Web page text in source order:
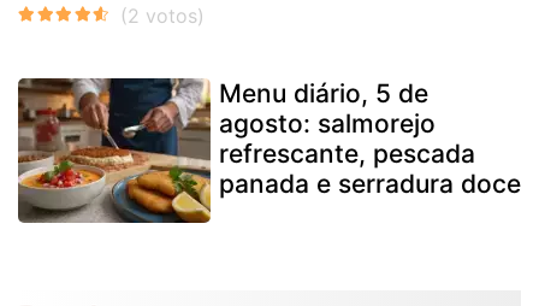
Menu diário, 5 de
agosto: salmorejo
refrescante, pescada
panada e serradura doce